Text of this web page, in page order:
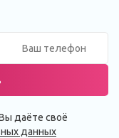
даёте своё
данных